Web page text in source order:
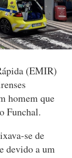
(EMIR)
homem que
Funchal.
se de
devido a um